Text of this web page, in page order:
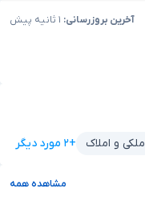
آخرین بروزرسانی:
ملکی و املاک +۲ مورد دیگر
مشاهده همه